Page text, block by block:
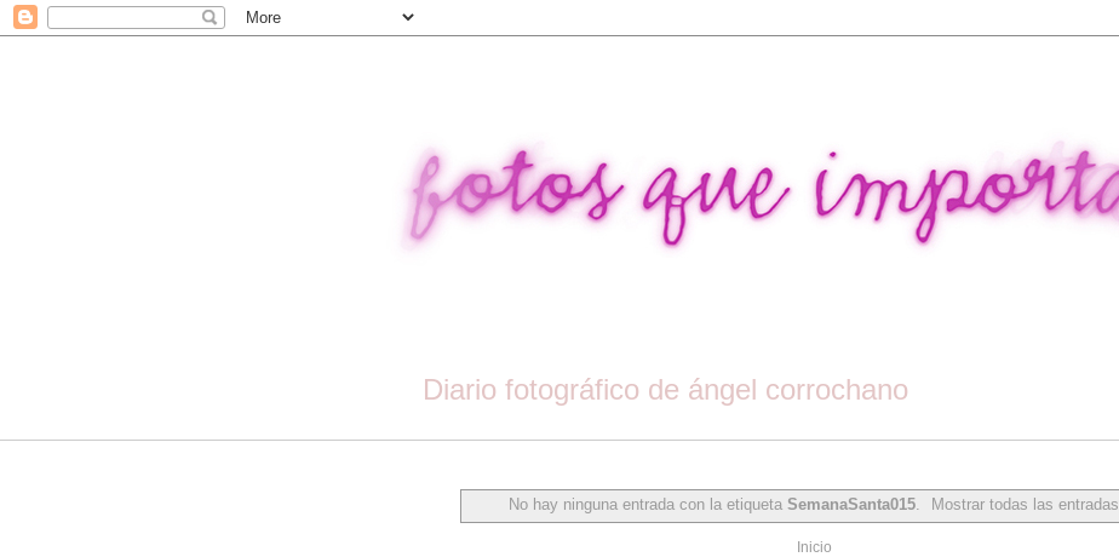
Diario fotográfico de ángel corrochano
No hay ninguna entrada con la etiqueta SemanaSanta015. Mostrar todas las entradas
Inicio